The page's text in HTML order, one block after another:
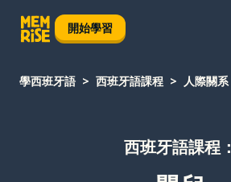
開始學習
學西班牙語 西班牙語課程 人際關系
西班牙語課程：